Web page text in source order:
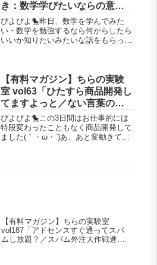
き：数学学びたいならの意図
が違う！ そんなあなたにお
ススメするのはずばり！相対
性理論！！」
ぴよぴよ🐤昨日、数学を学んでみた
い・数学を勉強するなら何からしたら
いいか知りたいみたいな話をもらって
を数学として学びたい”そういう意図
のつ...
【有料マガジン】ちらの実験
室 vol63「ひたすら商品開発し
てますよっと／ない言葉の作
り方」
ぴよぴよ🐤この3日間はお仕事的には
特段変わったこともなく商品開発して
ました(｀・ω・´)あ、あと変動きてま
【有料マガジン】ちらの実験室
vol187「アドセンスすぐ通ってスパ
ムし放題？／スパム外注大作戦進捗